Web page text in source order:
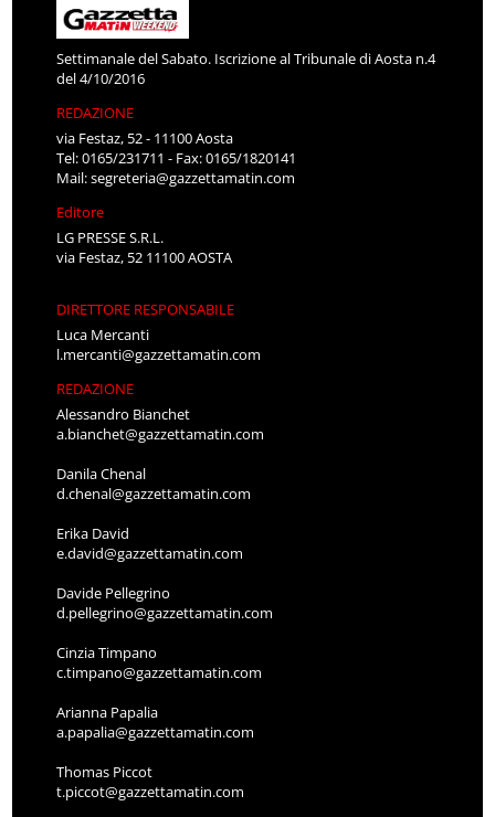
Settimanale del Sabato. Iscrizione al Tribunale di Aosta n.4
del 4/10/2016
REDAZIONE
via Festaz, 52 - 11100 Aosta
Tel: 0165/231711 - Fax: 0165/1820141
Mail:segreteria@gazzettamatin.com
Editore
LG PRESSE S.R.L.
via Festaz, 52 11100 AOSTA
DIRETTORE RESPONSABILE
Luca Mercanti
l.mercanti@gazzettamatin.com
REDAZIONE
Alessandro Bianchet
a.bianchet@gazzettamatin.com
Danila Chenal
d.chenal@gazzettamatin.com
Erika David
e.david@gazzettamatin.com
Davide Pellegrino
d.pellegrino@gazzettamatin.com
Cinzia Timpano
c.timpano@gazzettamatin.com
Arianna Papalia
a.papalia@gazzettamatin.com
Thomas Piccot
t.piccot@gazzettamatin.com